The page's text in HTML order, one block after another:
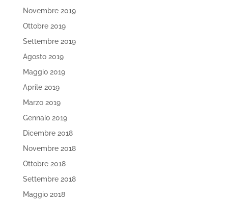
Novembre 2019
Ottobre 2019
Settembre 2019
Agosto 2019
Maggio 2019
Aprile 2019
Marzo 2019
Gennaio 2019
Dicembre 2018
Novembre 2018
Ottobre 2018
Settembre 2018
Maggio 2018